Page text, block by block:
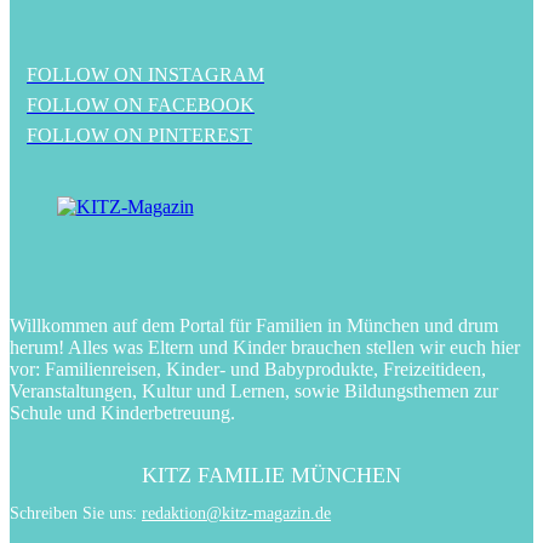
FOLLOW ON INSTAGRAM
FOLLOW ON FACEBOOK
FOLLOW ON PINTEREST
Willkommen auf dem Portal für Familien in München und drum
herum! Alles was Eltern und Kinder brauchen stellen wir euch hier
vor: Familienreisen, Kinder- und Babyprodukte, Freizeitideen,
Veranstaltungen, Kultur und Lernen, sowie Bildungsthemen zur
Schule und Kinderbetreuung.
KITZ FAMILIE MÜNCHEN
Schreiben Sie uns: redaktion@kitz-magazin.de